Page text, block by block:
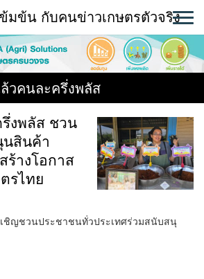
น
ข้มข้น กับคนข่าวเกษตรตัวจริง
ล้วคนละครึ่งพลัส
งพลัส ชวน
สินค้า
างโอกาส
รไทย
เชิญชวนประชาชนทั่วประเทศร่วมสนับสนุ